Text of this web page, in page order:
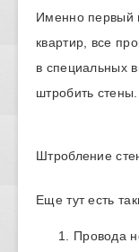
Именно первый
квартир, все
в специальных
штробить стены.
Штробление
Еще тут есть
Провода